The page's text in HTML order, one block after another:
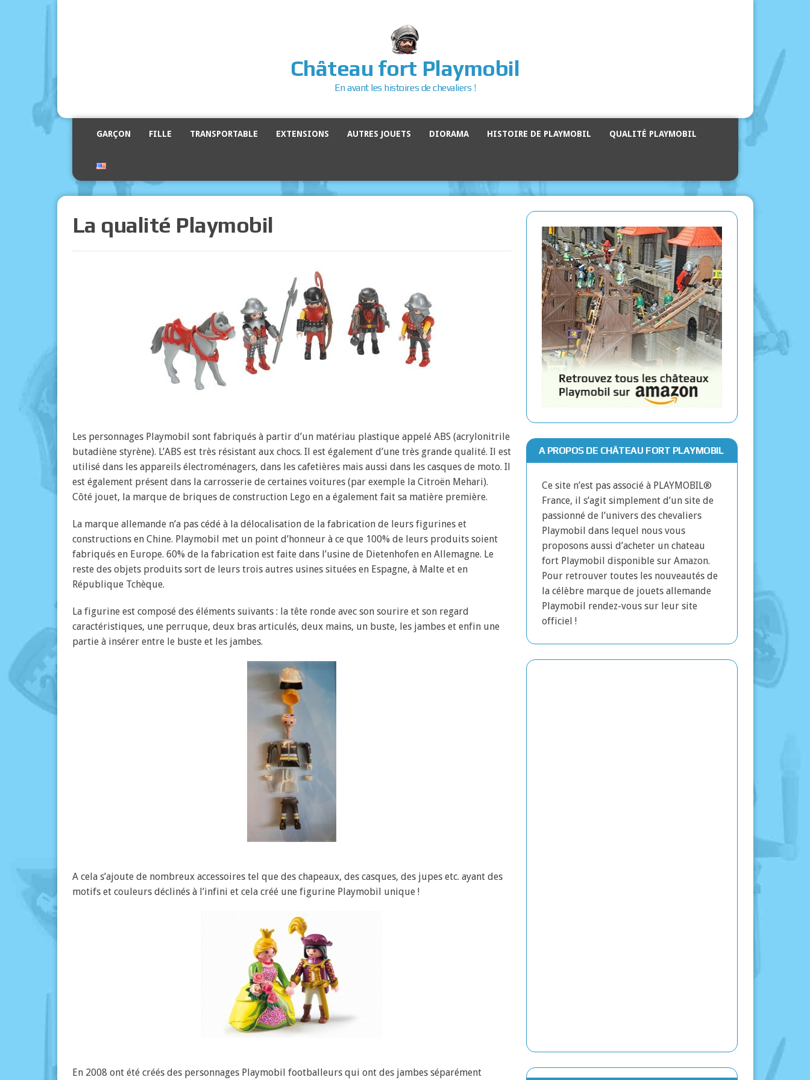
Château fort Playmobil
En avant les histoires de chevaliers !
GARÇON FILLE TRANSPORTABLE EXTENSIONS AUTRES JOUETS DIORAMA HISTOIRE DE PLAYMOBIL QUALITÉ PLAYMOBIL
La qualité Playmobil
Les personnages Playmobil sont fabriqués à partir d’un matériau plastique appelé ABS (acrylonitrile
butadiène styrène). L’ABS est très résistant aux chocs. Il est également d’une très grande qualité. Il est
utilisé dans les appareils électroménagers, dans les cafetières mais aussi dans les casques de moto. Il
est également présent dans la carrosserie de certaines voitures (par exemple la Citroën Mehari).
Côté jouet, la marque de briques de construction Lego en a également fait sa matière première.
La marque allemande n’a pas cédé à la délocalisation de la fabrication de leurs figurines et
constructions en Chine. Playmobil met un point d’honneur à ce que 100% de leurs produits soient
fabriqués en Europe. 60% de la fabrication est faite dans l’usine de Dietenhofen en Allemagne. Le
reste des objets produits sort de leurs trois autres usines situées en Espagne, à Malte et en
République Tchèque.
La figurine est composé des éléments suivants : la tête ronde avec son sourire et son regard
caractéristiques, une perruque, deux bras articulés, deux mains, un buste, les jambes et enfin une
partie à insérer entre le buste et les jambes.
A cela s’ajoute de nombreux accessoires tel que des chapeaux, des casques, des jupes etc. ayant des
motifs et couleurs déclinés à l’infini et cela créé une figurine Playmobil unique !
En 2008 ont été créés des personnages Playmobil footballeurs qui ont des jambes séparément
A PROPOS DE CHÂTEAU FORT PLAYMOBIL
Ce site n’est pas associé à PLAYMOBIL®
France, il s’agit simplement d’un site de
passionné de l’univers des chevaliers
Playmobil dans lequel nous vous
proposons aussi d’acheter un chateau
fort Playmobil disponible sur Amazon.
Pour retrouver toutes les nouveautés de
la célèbre marque de jouets allemande
Playmobil rendez-vous sur leur site
officiel !